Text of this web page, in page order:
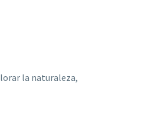
la naturaleza,